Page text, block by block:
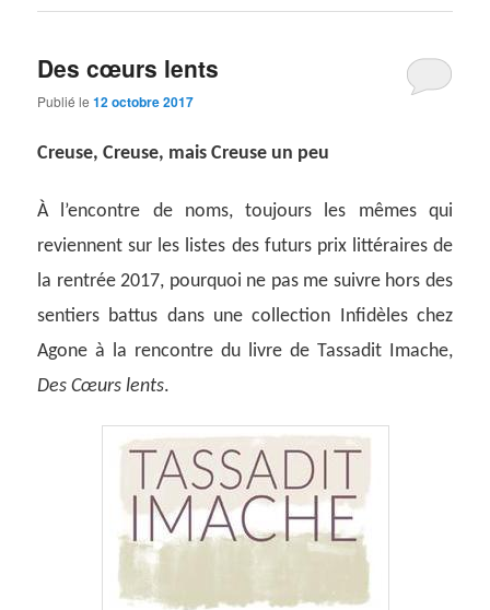
Des cœurs lents
Publié le12 octobre 2017
Creuse, Creuse, mais Creuse un peu
Àl’encontre de noms, toujours les mêmes qui
reviennent sur les listes des futurs prix littéraires de
la rentrée 2017, pourquoi ne pas me suivre hors des
sentiers battus dans une collection Infidèles chez
Agone à la rencontre du livre de Tassadit Imache,
Des Cœurs lents.